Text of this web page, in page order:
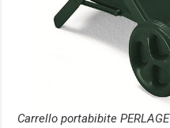
Carrello portabibite